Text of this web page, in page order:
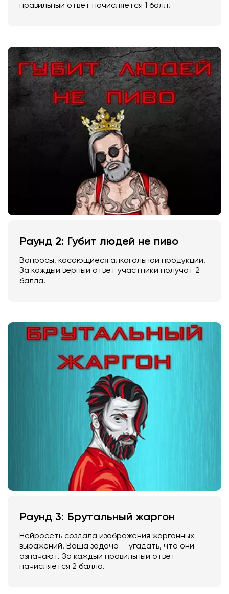
правильный ответ начисляется 1 балл.
Раунд 2: Губит людей не пиво
Вопросы, касающиеся алкогольной продукции.
За каждый верный ответ участники получат 2
балла.
Раунд 3: Брутальный жаргон
Нейросеть создала изображения жаргонных
выражений. Ваша задача — угадать, что они
означают. За каждый правильный ответ
начисляется 2 балла.